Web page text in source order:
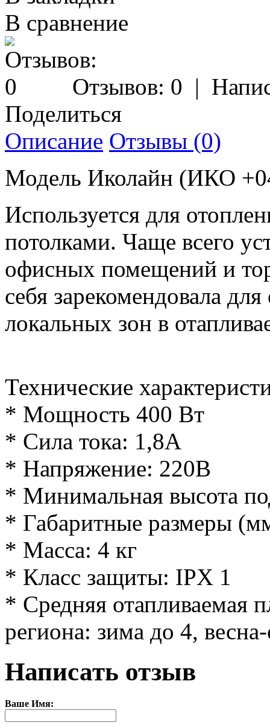
В сравнение
Отзывов: 0 |
Поделиться
Описание Отзывы (0)
Модель Иколайн (ИКО
Используется для
потолками. Чаще всего
офисных помещений и
себя зарекомендовала
локальных зон в
Технические
* Мощность 400 Вт
* Сила тока: 1,8А
* Напряжение: 220В
* Минимальная высота
* Габаритные размеры
* Масса: 4 кг
* Класс защиты: IPX 1
* Средняя отапливаемая
региона: зима до 4,
Написать отзыв
Ваше Имя: